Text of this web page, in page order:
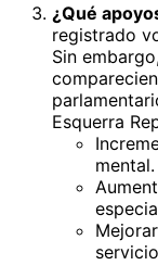
¿Qué
registrado
Sin
Esquerra
mental.